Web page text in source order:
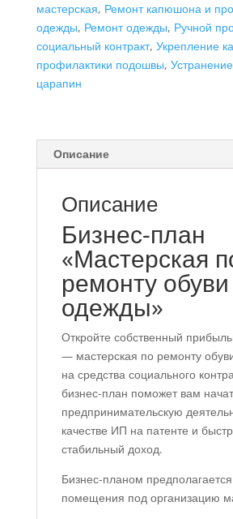
обуви
и
одежды",
ИП
мастерская, Ремонт капюшона и
одежды, Ремонт одежды, Ручной
социальный контракт, Укрепление
профилактики подошвы,
царапин
Описание
Описание
Бизнес-план
«Мастерская
ремонту
одежды»
Откройте собственный
— мастерская по ремонту
на средства социального
бизнес-план поможет вам
предпринимательскую
качестве ИП на патенте и
стабильный доход.
Бизнес-планом
помещения под организацию